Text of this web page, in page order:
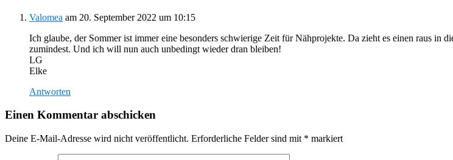
Valomea am 20. September 2022 um 10:15
Ich glaube, der Sommer ist immer eine besonders schwierige Zeit für Nähprojekte. Da zieht es einen raus in
zumindest. Und ich will nun auch unbedingt wieder dran bleiben!
LG
Elke
Antworten
Einen Kommentar abschicken
Deine E-Mail-Adresse wird nicht veröffentlicht. Erforderliche Felder sind mit * markiert